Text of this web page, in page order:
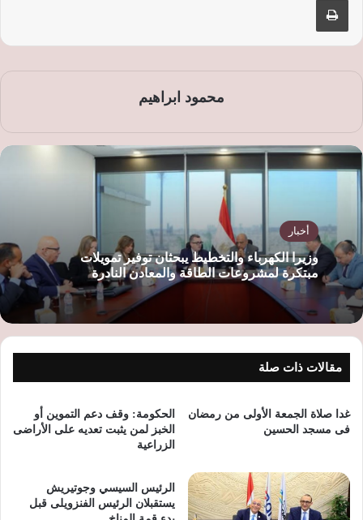
محمود ابراهيم
أخبار
وزيرا الكهرباء والتخطيط يبحثان توفير تمويلات
مبتكرة لمشروعات الطاقة والمعادن النادرة
مقالات ذات صلة
غدا صلاة الجمعة الأولى من رمضان
فى مسجد الحسين
الحكومة: وقف دعم التموين أو
الخبز لمن يثبت تعديه على الأراضى
الزراعية
الرئيس السيسي وجوتيريش
يستقبلان الرئيس الفنزويلى قبل